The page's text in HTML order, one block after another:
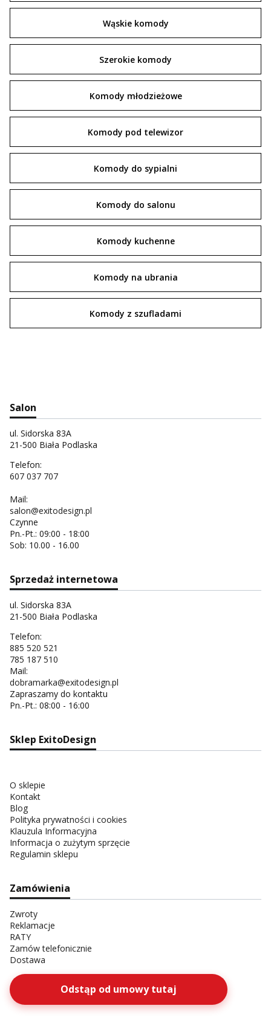
Wąskie komody
Szerokie komody
Komody młodzieżowe
Komody pod telewizor
Komody do sypialni
Komody do salonu
Komody kuchenne
Komody na ubrania
Komody z szufladami
Salon
ul. Sidorska 83A
21-500 Biała Podlaska
Telefon:
607 037 707
Mail:
salon@exitodesign.pl
Czynne
Pn.-Pt.: 09:00 - 18:00
Sob: 10.00 - 16.00
Sprzedaż internetowa
ul. Sidorska 83A
21-500 Biała Podlaska
Telefon:
885 520 521
785 187 510
Mail:
dobramarka@exitodesign.pl
Zapraszamy do kontaktu
Pn.-Pt.: 08:00 - 16:00
Sklep ExitoDesign
O sklepie
Kontakt
Blog
Polityka prywatności i cookies
Klauzula Informacyjna
Informacja o zużytym sprzęcie
Regulamin sklepu
Zamówienia
Zwroty
Reklamacje
RATY
Zamów telefonicznie
Dostawa
Odstąp od umowy tutaj